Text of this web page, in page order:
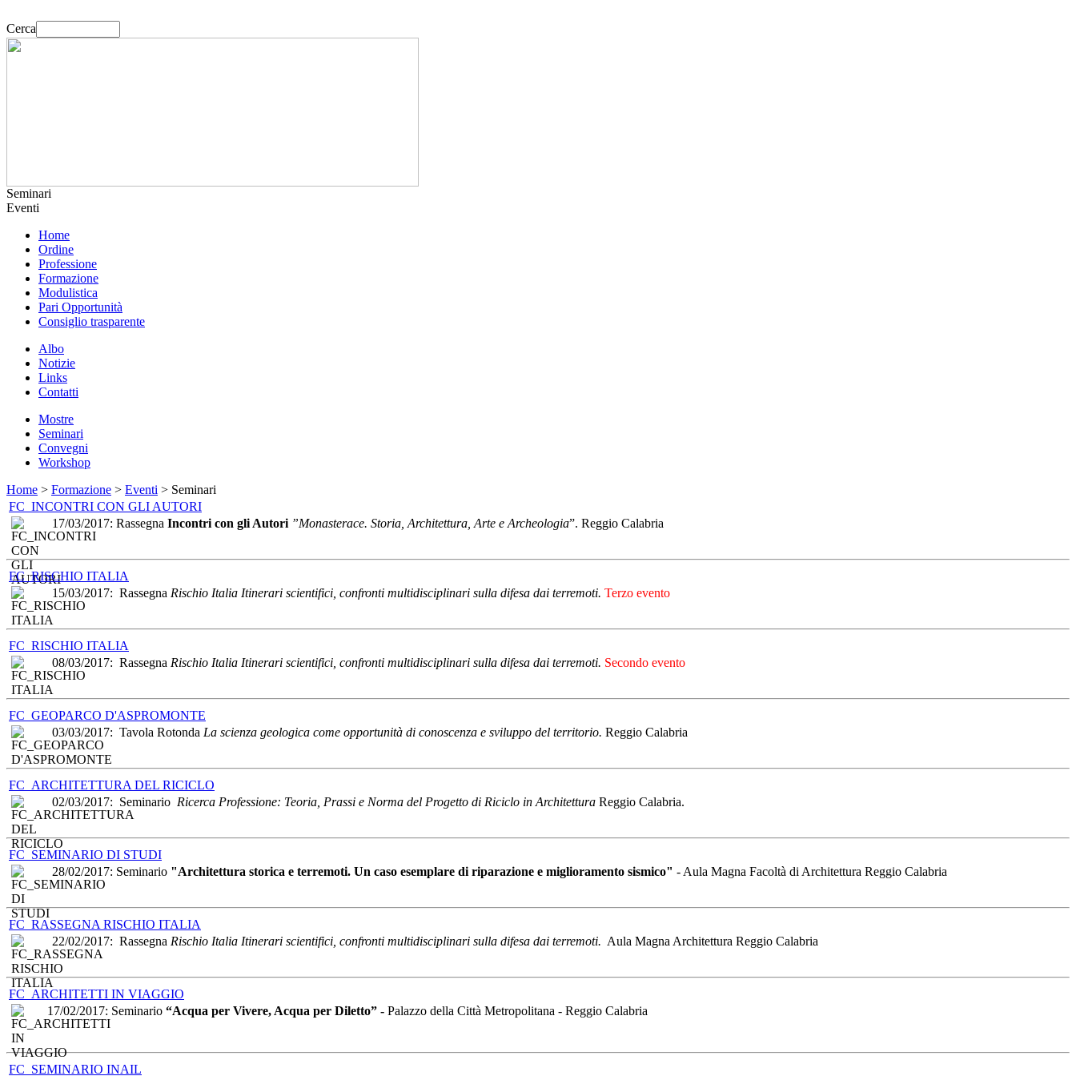
Cerca
Seminari
Eventi
Home
Ordine
Professione
Formazione
Modulistica
Pari Opportunità
Consiglio trasparente
Albo
Notizie
Links
Contatti
Mostre
Seminari
Convegni
Workshop
Home > Formazione > Eventi > Seminari
FC_INCONTRI CON GLI AUTORI
17/03/2017: Rassegna Incontri con gli Autori ”Monasterace. Storia, Architettura, Arte e Archeologia”. Reggio Calabria
FC_RISCHIO ITALIA
15/03/2017: Rassegna Rischio Italia Itinerari scientifici, confronti multidisciplinari sulla difesa dai terremoti. Terzo evento
FC_RISCHIO ITALIA
08/03/2017: Rassegna Rischio Italia Itinerari scientifici, confronti multidisciplinari sulla difesa dai terremoti. Secondo evento
FC_GEOPARCO D'ASPROMONTE
03/03/2017: Tavola Rotonda La scienza geologica come opportunità di conoscenza e sviluppo del territorio. Reggio Calabria
FC_ARCHITETTURA DEL RICICLO
02/03/2017: Seminario Ricerca Professione: Teoria, Prassi e Norma del Progetto di Riciclo in Architettura Reggio Calabria.
FC_SEMINARIO DI STUDI
28/02/2017: Seminario "Architettura storica e terremoti. Un caso esemplare di riparazione e miglioramento sismico" - Aula Magna Facoltà di Architettura Reggio Calabria
FC_RASSEGNA RISCHIO ITALIA
22/02/2017: Rassegna Rischio Italia Itinerari scientifici, confronti multidisciplinari sulla difesa dai terremoti. Aula Magna Architettura Reggio Calabria
FC_ARCHITETTI IN VIAGGIO
17/02/2017: Seminario “Acqua per Vivere, Acqua per Diletto” - Palazzo della Città Metropolitana - Reggio Calabria
FC_SEMINARIO INAIL